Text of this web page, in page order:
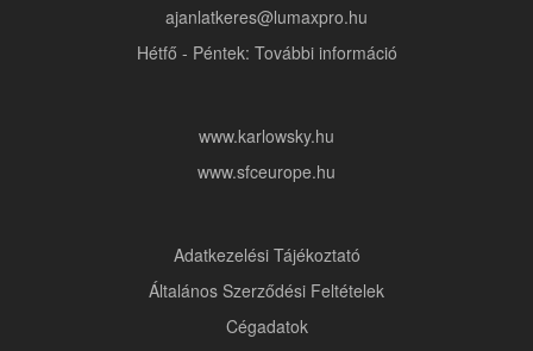
ajanlatkeres@lumaxpro.hu
Hétfő - Péntek: További információ
www.karlowsky.hu
www.sfceurope.hu
Adatkezelési Tájékoztató
Általános Szerződési Feltételek
Cégadatok